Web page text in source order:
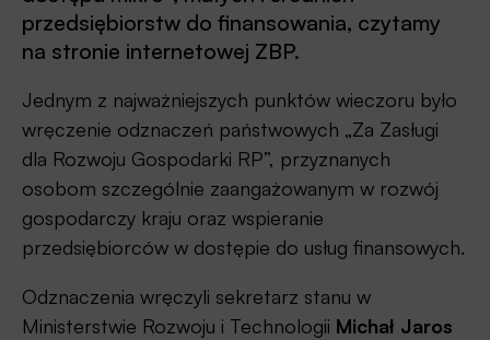
przedsiębiorstw do finansowania, czytamy
na stronie internetowej ZBP.
Jednym z najważniejszych punktów wieczoru było
wręczenie odznaczeń państwowych „Za Zasługi
dla Rozwoju Gospodarki RP”, przyznanych
osobom szczególnie zaangażowanym w rozwój
gospodarczy kraju oraz wspieranie
przedsiębiorców w dostępie do usług finansowych.
Odznaczenia wręczyli sekretarz stanu w
Ministerstwie Rozwoju i Technologii Michał Jaros